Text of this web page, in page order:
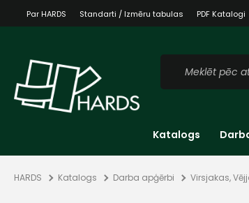
Par HARDS Standarti / Izmēru tabulas PDF Katalogi
Katalogs
HARDS Katalogs Darba apģērbi Virsjakas,